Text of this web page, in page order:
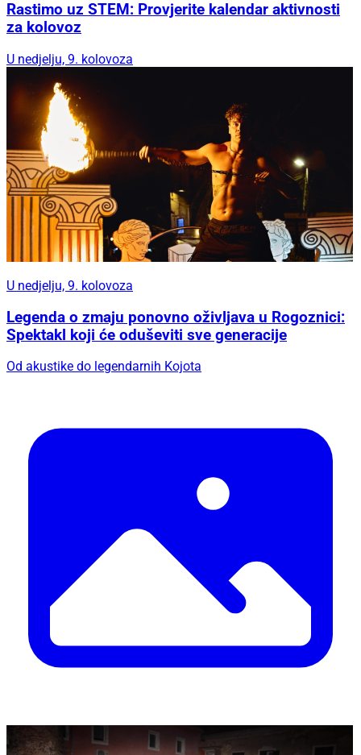
Rastimo uz STEM: Provjerite kalendar aktivnosti
za kolovoz
U nedjelju, 9. kolovoza
U nedjelju, 9. kolovoza
Legenda o zmaju ponovno oživljava u Rogoznici:
Spektakl koji će oduševiti sve generacije
Od akustike do legendarnih Kojota